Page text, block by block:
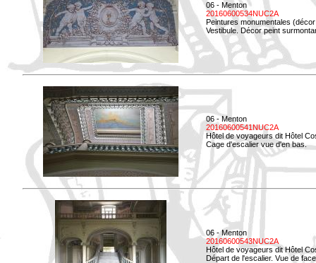
06 - Menton
20160600534NUC2A
Peintures monumentales
Vestibule. Décor peint
06 - Menton
20160600541NUC2A
Hôtel de voyageurs dit Hôtel
Cage d'escalier vue d'en bas.
06 - Menton
20160600543NUC2A
Hôtel de voyageurs dit Hôtel
Départ de l'escalier. Vue de